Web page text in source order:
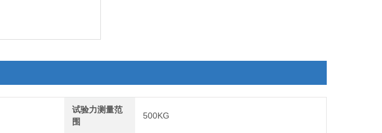
试验力测量范
围
500KG